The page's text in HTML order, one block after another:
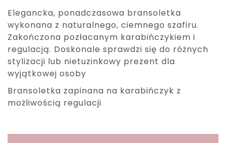
Elegancka, ponadczasowa bransoletka
wykonana z naturalnego, ciemnego szafiru.
Zakończona pozłacanym karabińczykiem i
regulacją. Doskonale sprawdzi się do różnych
stylizacji lub nietuzinkowy prezent dla
wyjątkowej osoby
Bransoletka zapinana na karabińczyk z
możliwością regulacji